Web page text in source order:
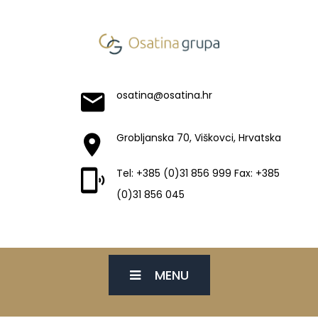
osatina@osatina.hr
Grobljanska 70, Viškovci, Hrvatska
Tel: +385 (0)31 856 999 Fax: +385
(0)31 856 045
MENU